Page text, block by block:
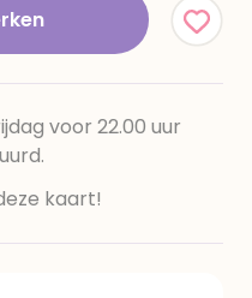
voor 22.00 uur
kaart!